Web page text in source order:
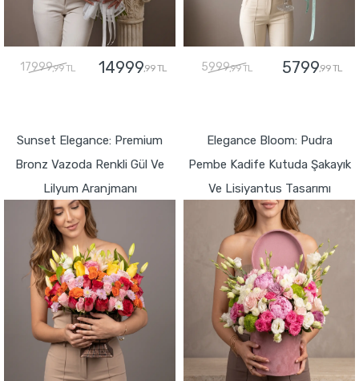
17999,99 TL 14999,99 TL 5999,99 TL 5799,99 TL
Sunset Elegance: Premium
Bronz Vazoda Renkli Gül Ve
Lilyum Aranjmanı
Elegance Bloom: Pudra
Pembe Kadife Kutuda Şakayık
Ve Lisiyantus Tasarımı